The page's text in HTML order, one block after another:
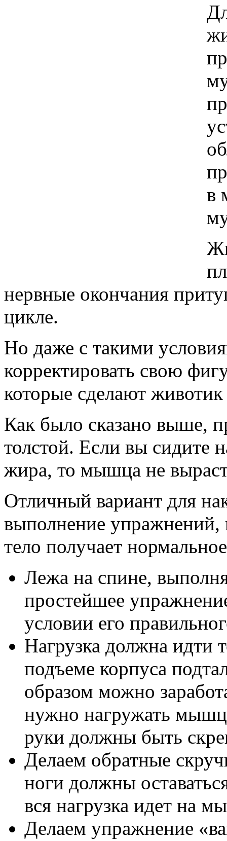
в
нервные окончания
цикле.
Но даже с такими
корректировать свою
которые сделают
Как было сказано выше,
толстой. Если вы сидите
жира, то мышца не
Отличный вариант для
выполнение упражнений,
тело получает
Лежа на спине,
простейшее
условии его
Нагрузка должна идти
подъеме корпуса
образом можно
нужно нагружать
руки должны быть
Делаем обратные
ноги должны
вся нагрузка идет на
Делаем упражнение